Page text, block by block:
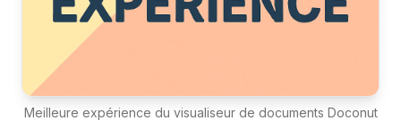
Meilleure expérience du visualiseur de documents Doconut